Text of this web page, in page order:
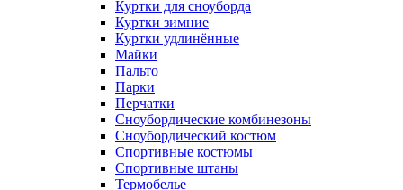
Куртки для сноуборда
Куртки зимние
Куртки удлинённые
Майки
Пальто
Парки
Перчатки
Сноубордические комбинезоны
Сноубордический костюм
Спортивные костюмы
Спортивные штаны
Термобелье